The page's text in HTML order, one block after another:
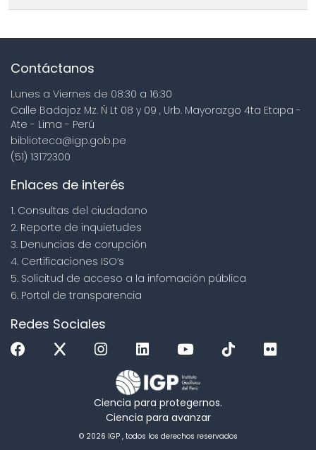
Contáctanos
Lunes a Viernes de 08:30 a 16:30
Calle Badajoz Mz. Ñ Lt 08 y 09 , Urb. Mayorazgo 4ta Etapa -
Ate - Lima - Perú
biblioteca@igp.gob.pe
(51) 13172300
Enlaces de interés
1. Consultas del ciudadano
2. Reporte de inquietudes
3. Denuncias de corupción
4. Certificaciones ISO’s
5. Solicitud de acceso a la infomación pública
6. Portal de transparencia
Redes Sociales
Ciencia para protegernos.
Ciencia para avanzar
© 2026 IGP , todos los derechos reservados